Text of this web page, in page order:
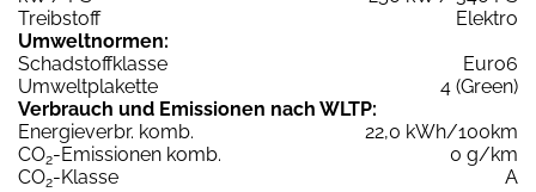
Treibstoff
Elektro
Umweltnormen:
Schadstoffklasse
Euro6
Umweltplakette
4 (Green)
Verbrauch und Emissionen nach WLTP:
Energieverbr. komb.
22,0 kWh/100km
CO2-Emissionen komb.
0 g/km
CO2-Klasse
A